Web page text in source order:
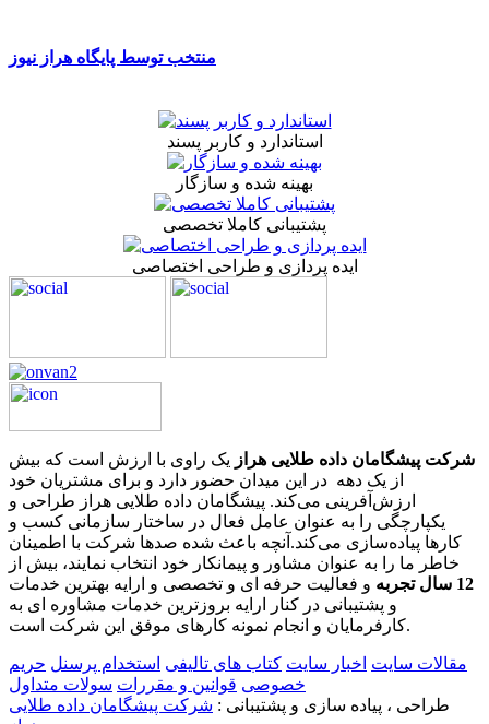
منتخب توسط پایگاه هراز نیوز
استاندارد و کاربر پسند
بهینه شده و سازگار
پشتیبانی کاملا تخصصی
ایده پردازی و طراحی اختصاصی
شرکت پیشگامان داده طلایی هراز یک راوی با ارزش است که بیش
از یک دهه در این میدان حضور دارد و برای مشتریان خود
ارزش‌آفرینی می‌کند. پیشگامان داده طلایی هراز طراحی و
یکپارچگی را به عنوان عامل فعال در ساختار سازمانی کسب و
کارها پیاده‌سازی می‌کند.آنچه باعث شده صدها شرکت با اطمینان
خاطر ما را به عنوان مشاور و پیمانکار خود انتخاب نمایند، بیش از
12 سال تجربه
و فعالیت حرفه ای و تخصصی و ارایه بهترین خدمات
و پشتیبانی در کنار ارایه بروزترین خدمات مشاوره ای به
کارفرمایان و انجام نمونه کارهای موفق این شرکت است.
مقالات سایت اخبار سایت کتاب های تالیفی استخدام پرسنل حریم
خصوصی قوانین و مقررات سولات متداول
طراحی ، پیاده سازی و پشتیبانی : شرکت پیشگامان داده طلایی